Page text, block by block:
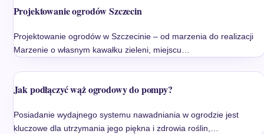
Projektowanie ogrodów Szczecin
Projektowanie ogrodów w Szczecinie – od marzenia do realizacji
Marzenie o własnym kawałku zieleni, miejscu…
Jak podłączyć wąż ogrodowy do pompy?
Posiadanie wydajnego systemu nawadniania w ogrodzie jest
kluczowe dla utrzymania jego piękna i zdrowia roślin,…